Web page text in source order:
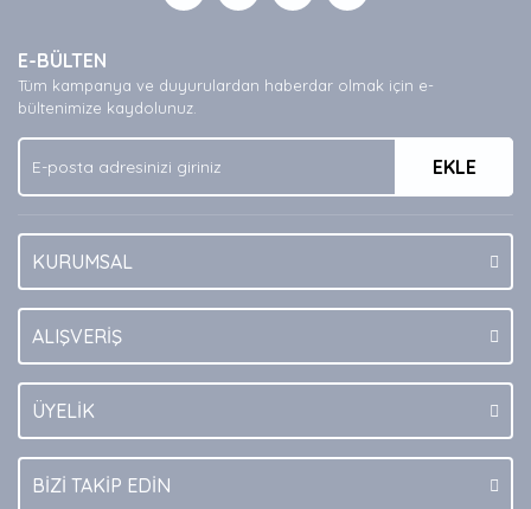
E-BÜLTEN
Tüm kampanya ve duyurulardan haberdar olmak için e-
bültenimize kaydolunuz.
EKLE
KURUMSAL
ALIŞVERİŞ
ÜYELİK
BİZİ TAKİP EDİN